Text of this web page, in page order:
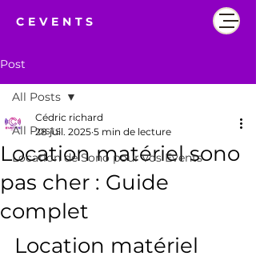
CEVENTS
Post
All Posts
Location de Sono pour vos Events
All Posts
Location matériel sono
pas cher : Guide
complet
Cédric richard
28 juil. 2025 5 min de lecture
Location matériel